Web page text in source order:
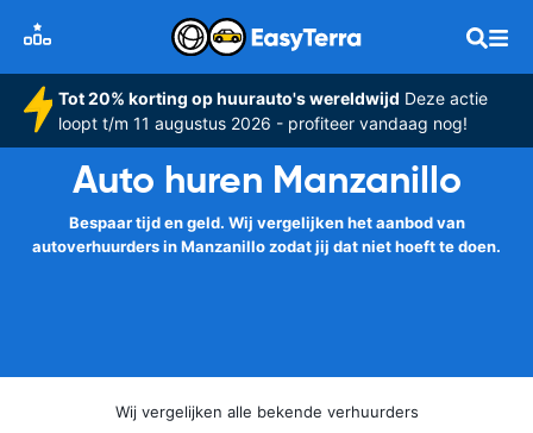
Tot 20% korting op huurauto's wereldwijd Deze actie
loopt t/m 11 augustus 2026 - profiteer vandaag nog!
Auto huren Manzanillo
Bespaar tijd en geld. Wij vergelijken het aanbod van
autoverhuurders in Manzanillo zodat jij dat niet hoeft te doen.
Wij vergelijken alle bekende verhuurders